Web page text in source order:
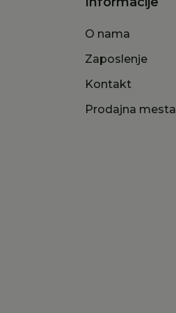
O nama
Zaposlenje
Kontakt
Prodajna mesta